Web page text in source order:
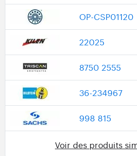
OP-CSP01120
22025
8750 2555
36-234967
998 815
Voir des produits